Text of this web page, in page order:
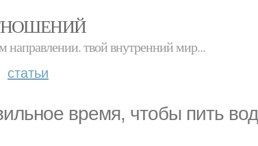
направлении. твой внутренний мир...
статьи
время, чтобы пить